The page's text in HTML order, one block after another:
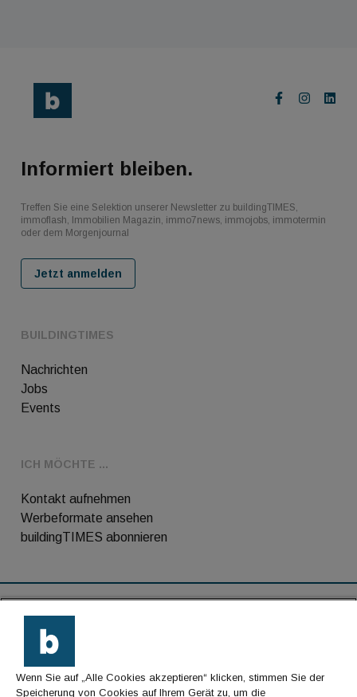
BUILDINGTIMES
Nachrichten
Jobs
Events
ICH MÖCHTE ...
Kontakt aufnehmen
Werbeformate ansehen
buildingTIMES abonnieren
Informiert bleiben.
Treffen Sie eine Selektion unserer Newsletter zu buildingTIMES,
immoflash, Immobilien Magazin, immo7news, immojobs, immotermin
oder dem Morgenjournal
Jetzt anmelden
Kontakt
Impressum
Wenn Sie auf „Alle Cookies akzeptieren“ klicken, stimmen Sie der
Speicherung von Cookies auf Ihrem Gerät zu, um die